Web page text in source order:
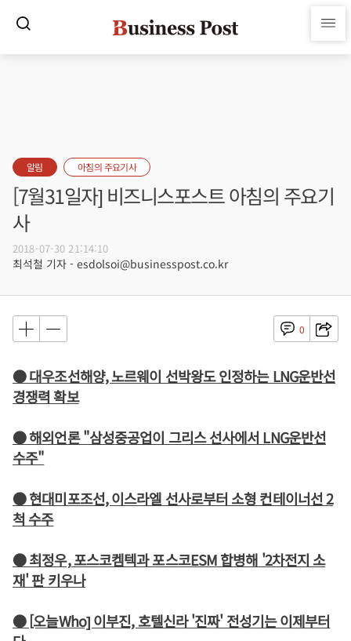
알림 아침의 주요기사
[7월31일자] 비즈니스포스트 아침의 주요기
사
2018-07-30 21:14:10
최석철 기자 - esdolsoi@businesspost.co.kr
0
● 대우조선해양, 노르웨이 선박왕도 인정하는 LNG운반선
경쟁력 확보
● 해외언론 "삼성중공업이 그리스 선사에서 LNG운반선
수주"
● 현대미포조선, 이스라엘 선사로부터 소형 컨테이너선 2
척 수주
● 최정우, 포스코켐텍과 포스코ESM 합병해 '2차전지 소
재' 판 키우나
● [오늘Who] 이부진, 호텔신라 '진짜' 전성기는 이제부터